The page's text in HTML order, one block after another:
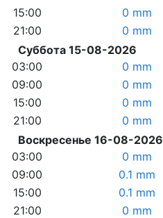
15:00
0 mm
21:00
0 mm
Суббота 15-08-2026
03:00
0 mm
09:00
0 mm
15:00
0 mm
21:00
0 mm
Воскресенье 16-08-2026
03:00
0 mm
09:00
0.1 mm
15:00
0.1 mm
21:00
0 mm